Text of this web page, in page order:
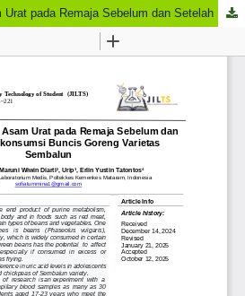
Perbedaan Kadar Asam Urat pada Remaja Sebelum dan Setelah Mengkonsumsi Buncis Goreng Varietas Sembalun